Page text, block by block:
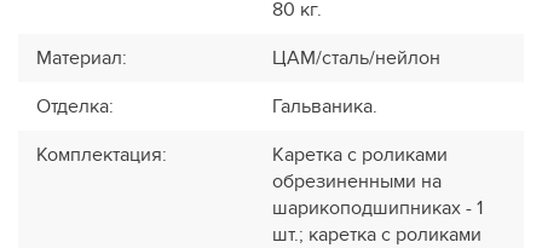
80 кг.
Материал:
ЦАМ/сталь/нейлон
Отделка:
Гальваника.
Комплектация:
Каретка с роликами
обрезиненными на
шарикоподшипниках - 1
шт.; каретка с роликами